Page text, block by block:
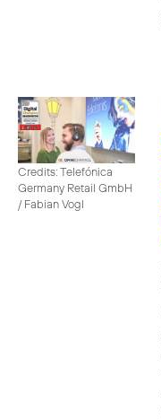
Credits: Telefónica
Germany Retail GmbH
/ Fabian Vogl